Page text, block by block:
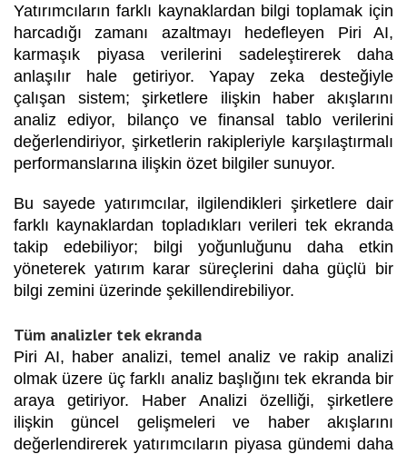
Yatırımcıların farklı kaynaklardan bilgi toplamak için
harcadığı zamanı azaltmayı hedefleyen Piri AI,
karmaşık piyasa verilerini sadeleştirerek daha
anlaşılır hale getiriyor. Yapay zeka desteğiyle
çalışan sistem; şirketlere ilişkin haber akışlarını
analiz ediyor, bilanço ve finansal tablo verilerini
değerlendiriyor, şirketlerin rakipleriyle karşılaştırmalı
performanslarına ilişkin özet bilgiler sunuyor.
Bu sayede yatırımcılar, ilgilendikleri şirketlere dair
farklı kaynaklardan topladıkları verileri tek ekranda
takip edebiliyor; bilgi yoğunluğunu daha etkin
yöneterek yatırım karar süreçlerini daha güçlü bir
bilgi zemini üzerinde şekillendirebiliyor.
Tüm analizler tek ekranda
Piri AI, haber analizi, temel analiz ve rakip analizi
olmak üzere üç farklı analiz başlığını tek ekranda bir
araya getiriyor. Haber Analizi özelliği, şirketlere
ilişkin güncel gelişmeleri ve haber akışlarını
değerlendirerek yatırımcıların piyasa gündemi daha